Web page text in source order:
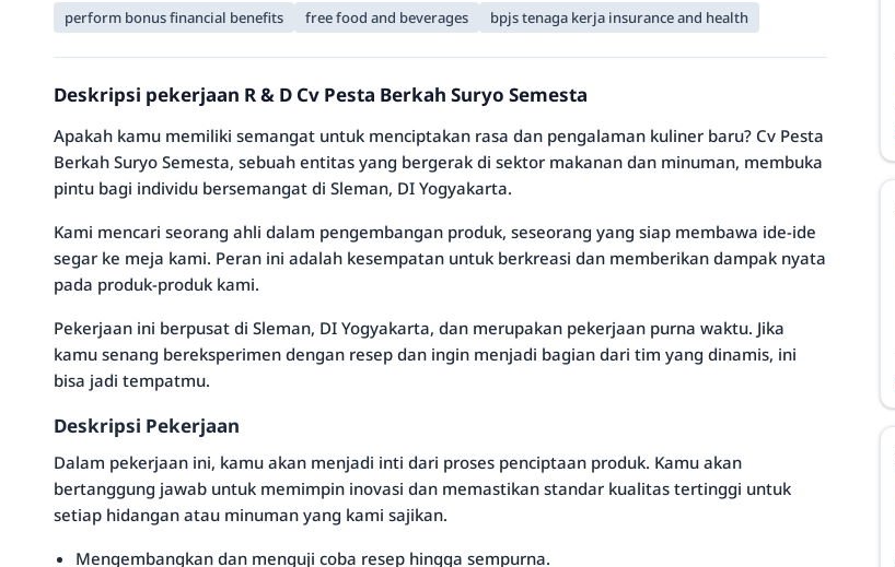
perform bonus financial benefits free food and beverages bpjs tenaga kerja insurance and health
Deskripsi pekerjaan R & D Cv Pesta Berkah Suryo Semesta
Apakah kamu memiliki semangat untuk menciptakan rasa dan pengalaman kuliner baru? Cv Pesta
Berkah Suryo Semesta, sebuah entitas yang bergerak di sektor makanan dan minuman, membuka
pintu bagi individu bersemangat di Sleman, DI Yogyakarta.
Kami mencari seorang ahli dalam pengembangan produk, seseorang yang siap membawa ide-ide
segar ke meja kami. Peran ini adalah kesempatan untuk berkreasi dan memberikan dampak nyata
pada produk-produk kami.
Pekerjaan ini berpusat di Sleman, DI Yogyakarta, dan merupakan pekerjaan purna waktu. Jika
kamu senang bereksperimen dengan resep dan ingin menjadi bagian dari tim yang dinamis, ini
bisa jadi tempatmu.
Deskripsi Pekerjaan
Dalam pekerjaan ini, kamu akan menjadi inti dari proses penciptaan produk. Kamu akan
bertanggung jawab untuk memimpin inovasi dan memastikan standar kualitas tertinggi untuk
setiap hidangan atau minuman yang kami sajikan.
Mengembangkan dan menguji coba resep hingga sempurna.